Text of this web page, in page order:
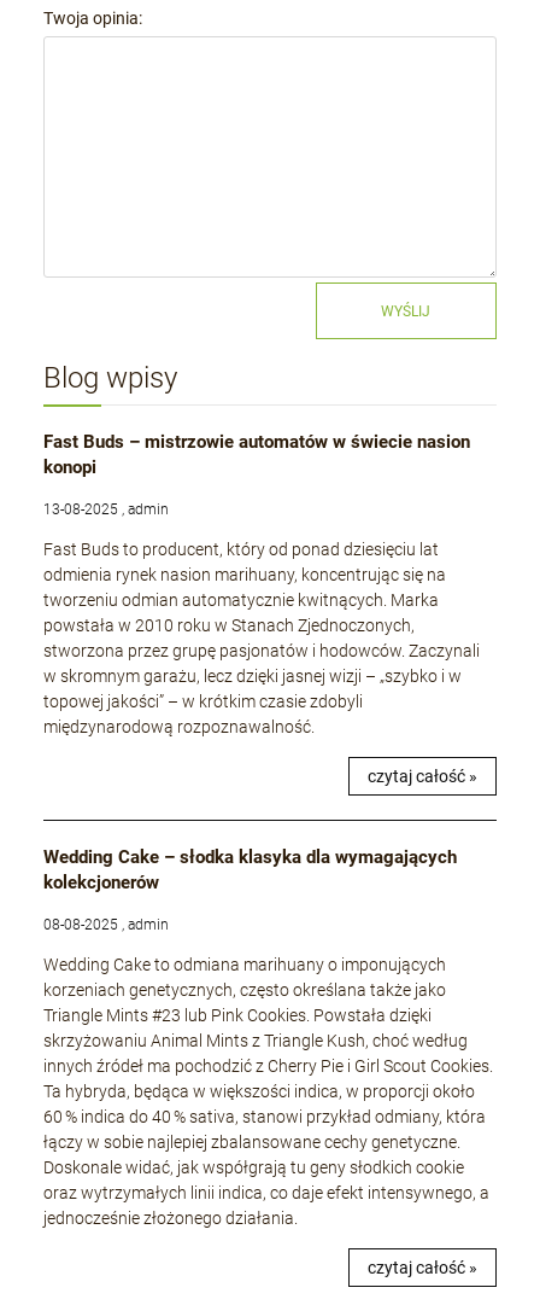
Twoja opinia:
WYŚLIJ
Blog wpisy
Fast Buds – mistrzowie automatów w świecie nasion
konopi
13-08-2025 , admin
Fast Buds to producent, który od ponad dziesięciu lat
odmienia rynek nasion marihuany, koncentrując się na
tworzeniu odmian automatycznie kwitnących. Marka
powstała w 2010 roku w Stanach Zjednoczonych,
stworzona przez grupę pasjonatów i hodowców. Zaczynali
w skromnym garażu, lecz dzięki jasnej wizji – „szybko i w
topowej jakości” – w krótkim czasie zdobyli
międzynarodową rozpoznawalność.
czytaj całość »
Wedding Cake – słodka klasyka dla wymagających
kolekcjonerów
08-08-2025 , admin
Wedding Cake to odmiana marihuany o imponujących
korzeniach genetycznych, często określana także jako
Triangle Mints #23 lub Pink Cookies. Powstała dzięki
skrzyżowaniu Animal Mints z Triangle Kush, choć według
innych źródeł ma pochodzić z Cherry Pie i Girl Scout Cookies.
Ta hybryda, będąca w większości indica, w proporcji około
60 % indica do 40 % sativa, stanowi przykład odmiany, która
łączy w sobie najlepiej zbalansowane cechy genetyczne.
Doskonale widać, jak współgrają tu geny słodkich cookie
oraz wytrzymałych linii indica, co daje efekt intensywnego, a
jednocześnie złożonego działania.
czytaj całość »